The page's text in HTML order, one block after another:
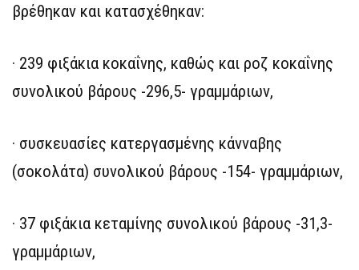
βρέθηκαν και κατασχέθηκαν:
· 239 φιξάκια κοκαΐνης, καθώς και ροζ κοκαΐνης
συνολικού βάρους -296,5- γραμμάριων,
· συσκευασίες κατεργασμένης κάνναβης
(σοκολάτα) συνολικού βάρους -154- γραμμάριων,
· 37 φιξάκια κεταμίνης συνολικού βάρους -31,3-
γραμμάριων,